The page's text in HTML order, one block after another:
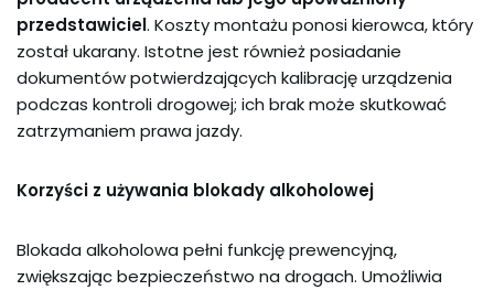
przedstawiciel. Koszty montażu ponosi kierowca, który
został ukarany. Istotne jest również posiadanie
dokumentów potwierdzających kalibrację urządzenia
podczas kontroli drogowej; ich brak może skutkować
zatrzymaniem prawa jazdy.
Korzyści z używania blokady alkoholowej
Blokada alkoholowa pełni funkcję prewencyjną,
zwiększając bezpieczeństwo na drogach. Umożliwia